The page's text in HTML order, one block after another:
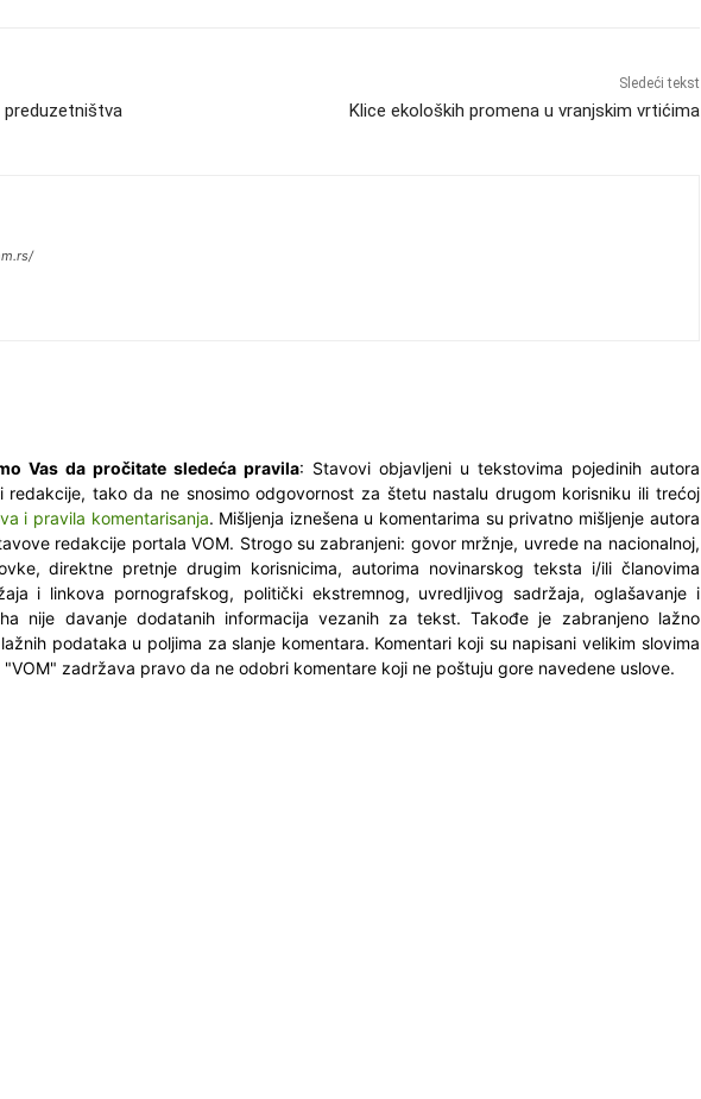
Sledeći tekst
Klice ekoloških promena u vranjskim vrtićima
Vas da pročitate sledeća pravila: Stavovi objavljeni u tekstovima pojedinih autora
tako da ne snosimo odgovornost za štetu nastalu drugom korisniku ili trećoj
i pravila komentarisanja. Mišljenja iznešena u komentarima su privatno mišljenje autora
redakcije portala VOM. Strogo su zabranjeni: govor mržnje, uvrede na nacionalnoj,
direktne pretnje drugim korisnicima, autorima novinarskog teksta i/ili članovima
i linkova pornografskog, politički ekstremnog, uvredljivog sadržaja, oglašavanje i
nije davanje dodatanih informacija vezanih za tekst. Takođe je zabranjeno lažno
podataka u poljima za slanje komentara. Komentari koji su napisani velikim slovima
zadržava pravo da ne odobri komentare koji ne poštuju gore navedene uslove.